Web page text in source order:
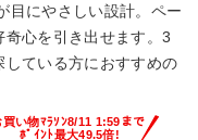
目にやさしい設計。ペー
心を引き出せます。3
ている方におすすめの